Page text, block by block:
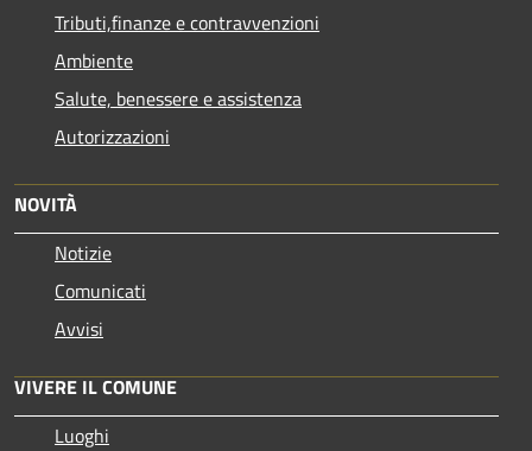
Tributi,finanze e contravvenzioni
Ambiente
Salute, benessere e assistenza
Autorizzazioni
NOVITÀ
Notizie
Comunicati
Avvisi
VIVERE IL COMUNE
Luoghi